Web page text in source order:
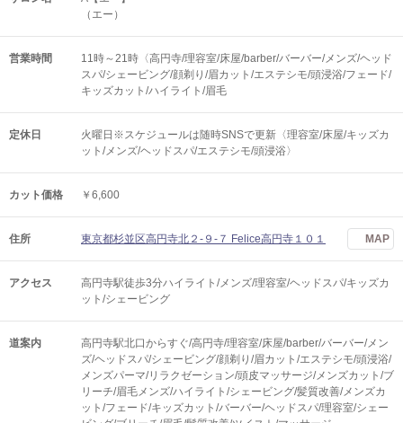
（エー）
営業時間
11時～21時〈高円寺/理容室/床屋/barber/バーバー/メンズ/ヘッド
スパ/シェービング/顔剃り/眉カット/エステシモ/頭浸浴/フェード/
キッズカット/ハイライト/眉毛
定休日
火曜日※スケジュールは随時SNSで更新〈理容室/床屋/キッズカ
ット/メンズ/ヘッドスパ/エステシモ/頭浸浴〉
カット価格 ￥6,600
住所 東京都杉並区高円寺北２-９-７ Felice高円寺１０１ MAP
アクセス
高円寺駅徒歩3分ハイライト/メンズ/理容室/ヘッドスパ/キッズカ
ット/シェービング
道案内
高円寺駅北口からすぐ/高円寺/理容室/床屋/barber/バーバー/メン
ズ/ヘッドスパ/シェービング/顔剃り/眉カット/エステシモ/頭浸浴/
メンズパーマ/リラクゼーション/頭皮マッサージ/メンズカット/ブ
リーチ/眉毛メンズ/ハイライト/シェービング/髪質改善/メンズカ
ット/フェード/キッズカット/バーバー/ヘッドスパ/理容室/シェー